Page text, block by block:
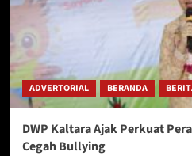
ADVERTORIAL BERANDA
DWP Kaltara Ajak Perkuat
Cegah Bullying